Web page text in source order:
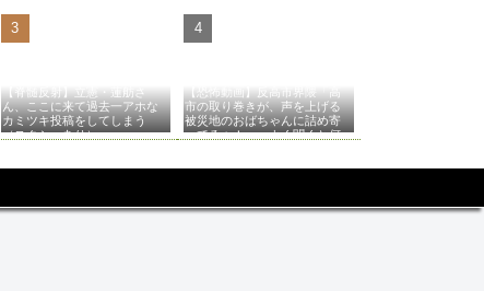
【脊髄反射】立憲・蓮舫さ
ん、ここに来て過去一アホな
カミツキ投稿をしてしまう
（スクショあり）
【恐怖動画】反高市界隈「高
市の取り巻きが、声を上げる
被災地のおばちゃんに詰め寄
ってるぅ！」→よく聞くと何